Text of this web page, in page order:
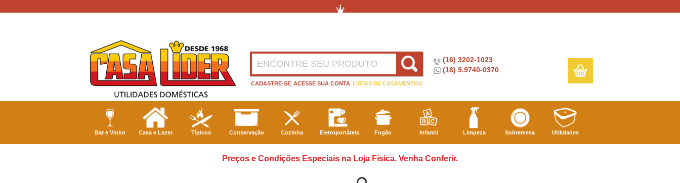
CADASTRE-SE ACESSE SUA CONTA LISTAS DE CASAMENTOS
(16) 3202-1023
(16) 9.9740-0370
Bar e Vinho Casa e Lazer Típicos Conservação Cozinha Eletroportáteis Fogão Infantil Limpeza Sobremesa Utilidades
Preços e Condições Especiais na Loja Física. Venha Conferir.